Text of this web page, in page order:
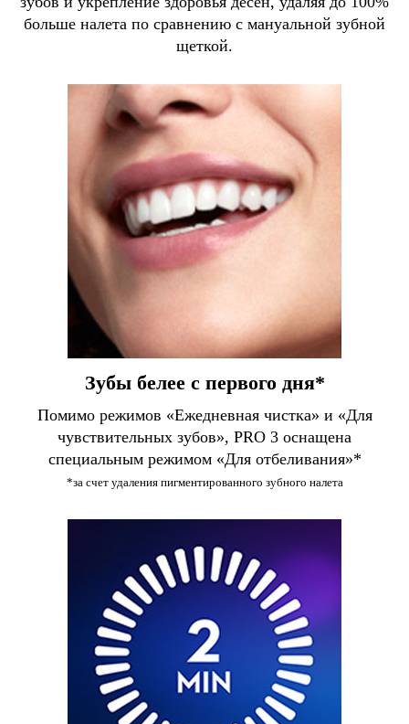
больше налета по сравнению с мануальной зубной
щеткой.
Зубы белее с первого дня*
Помимо режимов «Ежедневная чистка» и «Для
чувствительных зубов», PRO 3 оснащена
специальным режимом «Для отбеливания»*
*за счет удаления пигментированного зубного налета